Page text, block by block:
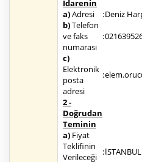
İdarenin
a)Adresi :Deniz
b)Telefon
ve faks
numarası
:
c)
Elektronik
posta
adresi
:
2 -
Doğrudan
Teminin
a) Fiyat
Teklifinin
Verileceği :İSTANBUL